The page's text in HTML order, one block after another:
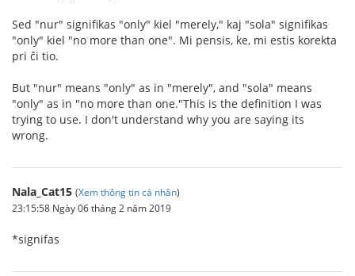
Sed "nur" signifikas "only" kiel "merely," kaj "sola" signifikas
"only" kiel "no more than one". Mi pensis, ke, mi estis korekta
pri ĉi tio.
But "nur" means "only" as in "merely", and "sola" means
"only" as in "no more than one."This is the definition I was
trying to use. I don't understand why you are saying its
wrong.
Nala_Cat15 (Xem thông tin cá nhân)
23:15:58 Ngày 06 tháng 2 năm 2019
*signifas